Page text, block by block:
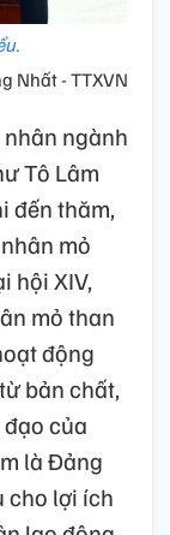
Nhất - TTXVN
ngành
Tô Lâm
đến thăm,
mỏ
hội XIV,
mỏ than
động
bản chất,
của
là Đảng
cho lợi ích